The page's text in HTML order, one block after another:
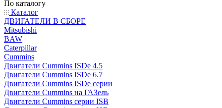
По каталогу
Каталог
ДВИГАТЕЛИ В СБОРЕ
Mitsubishi
BAW
Caterpillar
Cummins
Двигатели Cummins ISDe 4.5
Двигатели Cummins ISDe 6.7
Двигатели Cummins ISDe серии
Двигатели Cummins на ГАЗель
Двигатели Cummins серии ISB